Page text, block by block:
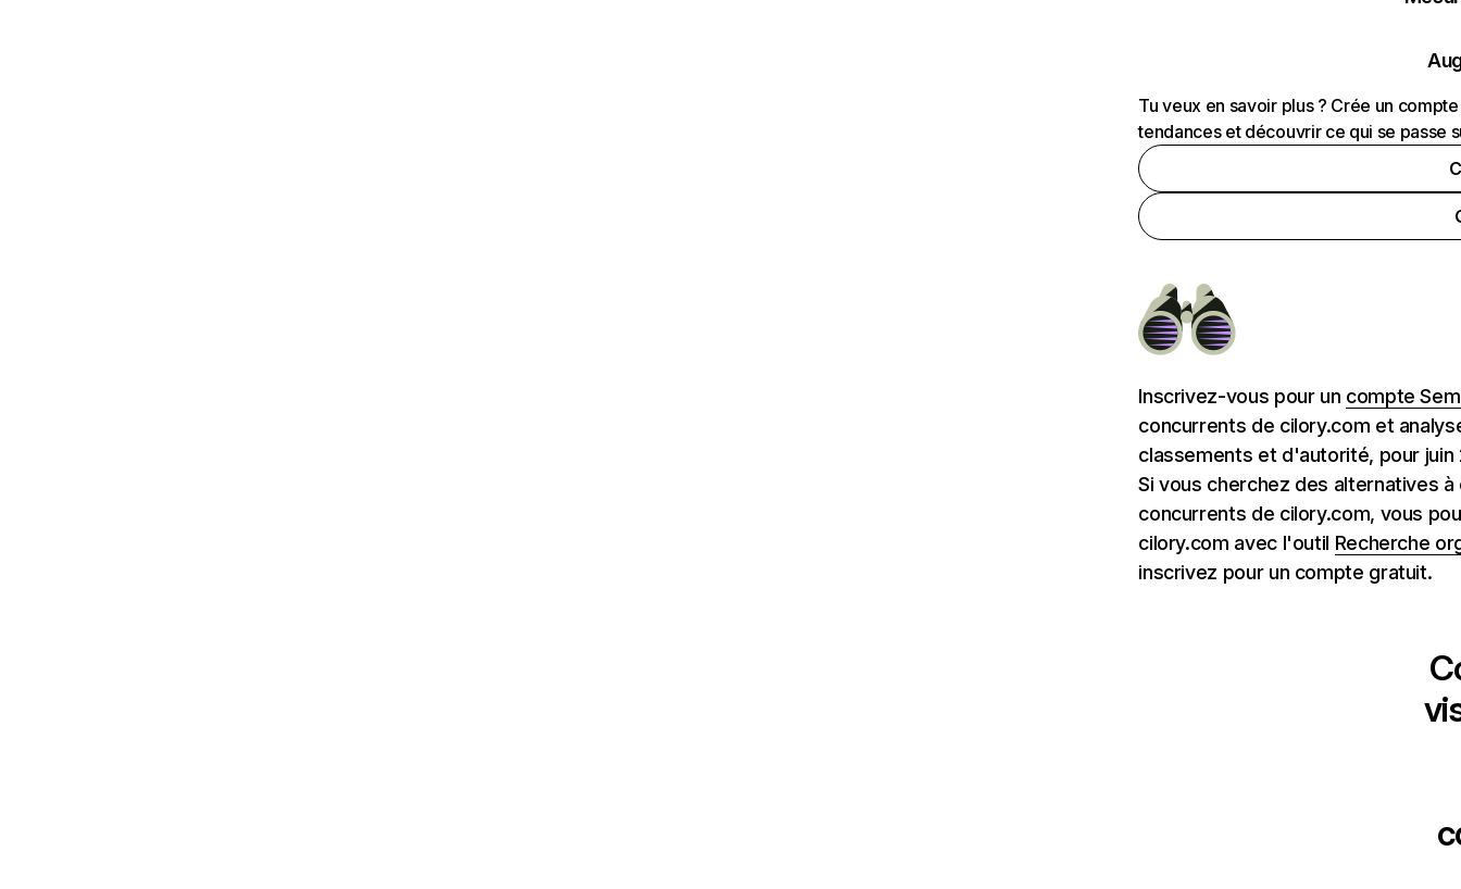
Tu veux en savoir plus ? Crée un
tendances et découvrir ce qui se passe
Inscrivez-vous pour un compte
concurrents de cilory.com et
classements et d'autorité, pour juin
Si vous cherchez des alternatives
concurrents de cilory.com, vous
cilory.com avec l'outil Recherche
inscrivez pour un compte gratuit.